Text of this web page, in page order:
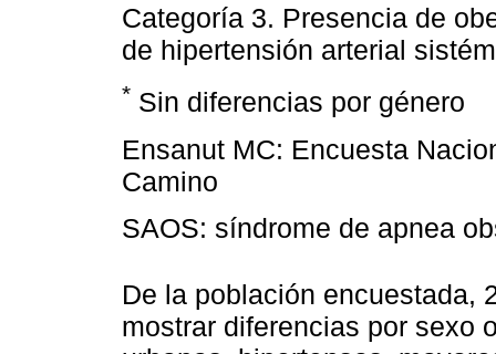
Categoría 3. Presencia de
de hipertensión arterial
* Sin diferencias por género
Ensanut MC: Encuesta
Camino
SAOS: síndrome de apnea
De la población encuestada,
mostrar diferencias por sexo